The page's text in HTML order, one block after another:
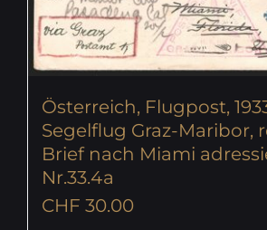
Österreich, Flugpost,
Segelflug Graz-Maribor,
Brief nach Miami
Nr.33.4a
CHF 30.00